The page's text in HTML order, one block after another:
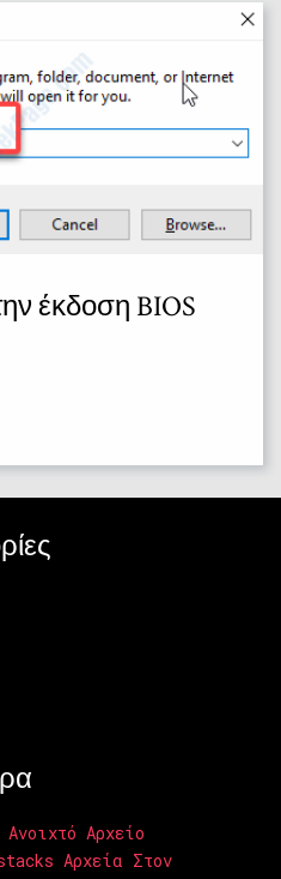
έκδοση BIOS
Αρχείο
Αρχεία Στον